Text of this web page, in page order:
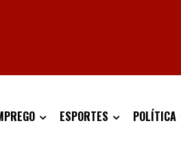
ESPORTES POLÍTICA